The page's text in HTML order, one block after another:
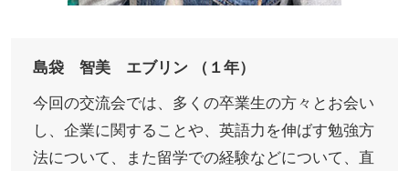
島袋 智美 エブリン （１年）
今回の交流会では、多くの卒業生の方々とお会い
し、企業に関することや、英語力を伸ばす勉強方
法について、また留学での経験などについて、直